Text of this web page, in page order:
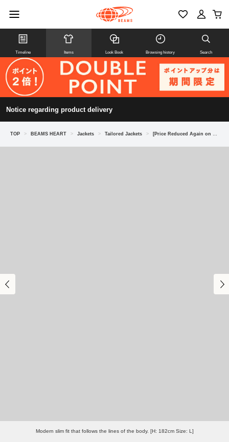
Timeline Items Look Book Browsing history Search
Notice regarding product delivery
TOP > BEAMS HEART > Jackets > Tailored Jackets > [Price Reduced Again on 8/6] Denim Print Seersucker 2-Button Jacket (Matching Set Available)
Modern slim fit that follows the lines of the body. [H: 182cm Size: L]